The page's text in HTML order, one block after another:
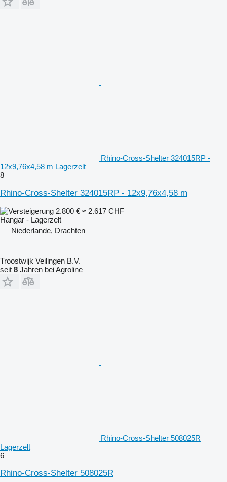
Rhino-Cross-Shelter 324015RP -
12x9,76x4,58 m Lagerzelt
8
Rhino-Cross-Shelter 324015RP - 12x9,76x4,58 m
2.800 € ≈ 2.617 CHF
Hangar - Lagerzelt
Niederlande, Drachten
Troostwijk Veilingen B.V.
seit 8 Jahren bei Agroline
Rhino-Cross-Shelter 508025R
Lagerzelt
6
Rhino-Cross-Shelter 508025R